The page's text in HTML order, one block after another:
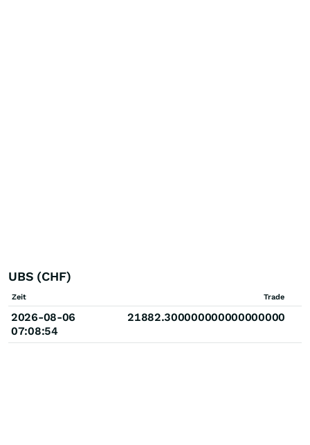
UBS (CHF)
Zeit Trade
2026-08-06
07:08:54
21882.300000000000000000